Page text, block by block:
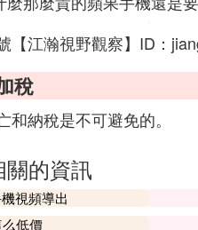
【江瀚視野觀察】ID：
稅
納稅是不可避免的。
的資訊
視頻導出
低價